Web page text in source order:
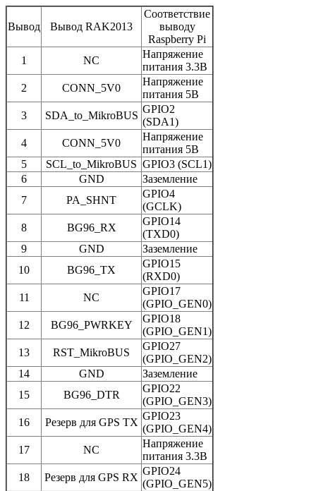
Вывод Вывод RAK2013
Соответствие
выводу
Raspberry Pi
1
NC
Напряжение
питания 3.3В
2
CONN_5V0
Напряжение
питания 5В
3
SDA_to_MikroBUS
GPIO2
(SDA1)
4
CONN_5V0
Напряжение
питания 5В
5
SCL_to_MikroBUS GPIO3 (SCL1)
6
GND
Заземление
7
PA_SHNT
GPIO4
(GCLK)
8
BG96_RX
GPIO14
(TXD0)
9
GND
Заземление
10
BG96_TX
GPIO15
(RXD0)
11
NC
GPIO17
(GPIO_GEN0)
12
BG96_PWRKEY
GPIO18
(GPIO_GEN1)
13
RST_MikroBUS
GPIO27
(GPIO_GEN2)
14
GND
Заземление
15
BG96_DTR
GPIO22
(GPIO_GEN3)
16
Резерв для GPS TX
GPIO23
(GPIO_GEN4)
17
NC
Напряжение
питания 3.3В
18
Резерв для GPS RX
GPIO24
(GPIO_GEN5)